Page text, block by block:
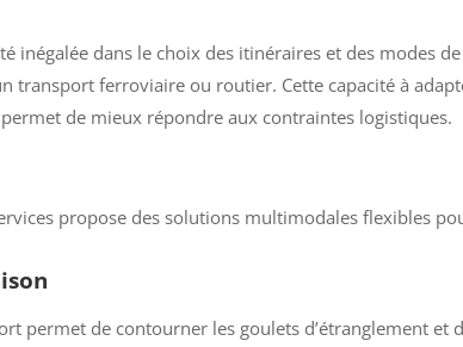
dans le choix des itinéraires et des modes
transport ferroviaire ou routier. Cette capacité à
de mieux répondre aux contraintes logistiques.
propose des solutions multimodales flexibles
permet de contourner les goulets d’étranglement